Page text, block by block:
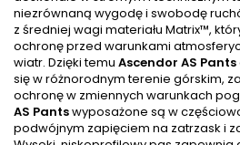
niezrównaną wygodę i swobodę
z średniej wagi materiału Matrix™,
ochronę przed warunkami
wiatr. Dzięki temu Ascendor AS Pants
się w różnorodnym terenie górskim,
ochronę w zmiennych warunkach
AS Pantswyposażone są w
podwójnym zapięciem na zatrzask i